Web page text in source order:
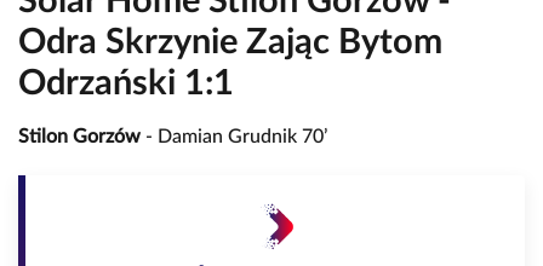
Odra Skrzynie Zając Bytom
Odrzański 1:1
Stilon Gorzów - Damian Grudnik 70’